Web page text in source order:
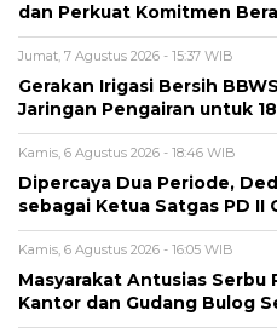
dan Perkuat Komitmen
Jumat, 7 Agustus 2026 - 15:37 WIB
Gerakan Irigasi Bersih
Jaringan Pengairan untuk
Kamis, 6 Agustus 2026 - 18:46 WIB
Dipercaya Dua Periode,
sebagai Ketua Satgas PD II
Kamis, 6 Agustus 2026 - 16:05 WIB
Masyarakat Antusias Serbu
Kantor dan Gudang Bulog